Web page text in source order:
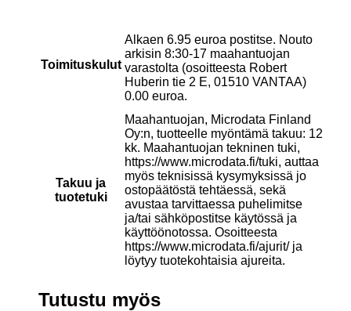
Toimituskulut
Alkaen 6.95 euroa postitse. Nouto
arkisin 8:30-17 maahantuojan
varastolta (osoitteesta Robert
Huberin tie 2 E, 01510 VANTAA)
0.00 euroa.
Takuu ja
tuotetuki
Maahantuojan, Microdata Finland
Oy:n, tuotteelle myöntämä takuu: 12
kk. Maahantuojan tekninen tuki,
https://www.microdata.fi/tuki, auttaa
myös teknisissä kysymyksissä jo
ostopäätöstä tehtäessä, sekä
avustaa tarvittaessa puhelimitse
ja/tai sähköpostitse käytössä ja
käyttöönotossa. Osoitteesta
https://www.microdata.fi/ajurit/ ja
löytyy tuotekohtaisia ajureita.
Tutustu myös